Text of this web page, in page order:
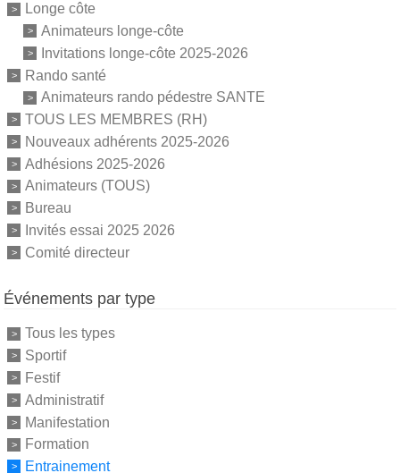
Longe côte
Animateurs longe-côte
Invitations longe-côte 2025-2026
Rando santé
Animateurs rando pédestre SANTE
TOUS LES MEMBRES (RH)
Nouveaux adhérents 2025-2026
Adhésions 2025-2026
Animateurs (TOUS)
Bureau
Invités essai 2025 2026
Comité directeur
Événements par type
Tous les types
Sportif
Festif
Administratif
Manifestation
Formation
Entrainement